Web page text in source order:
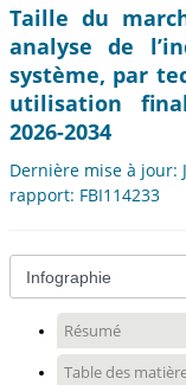
Taille du
analyse de
système, par
utilisation
2026-2034
Dernière mise à jour:
rapport: FBI114233
Résumé
Table des